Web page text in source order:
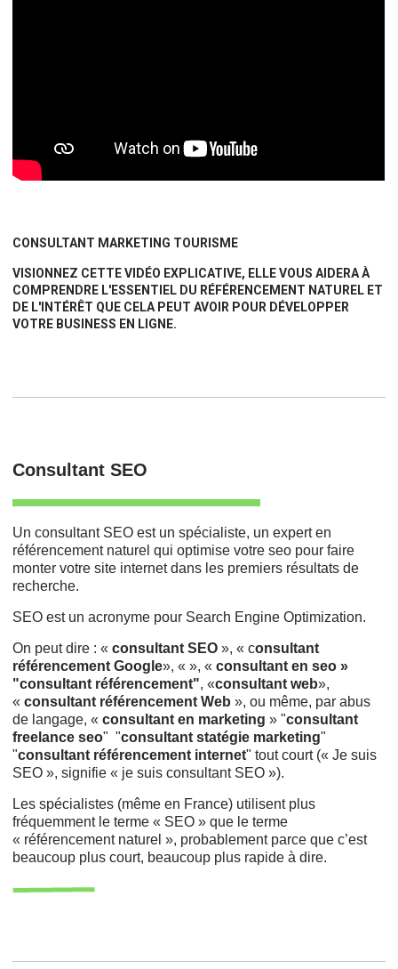
CONSULTANT MARKETING TOURISME
VISIONNEZ CETTE VIDÉO EXPLICATIVE, ELLE VOUS AIDERA À
COMPRENDRE L'ESSENTIEL DU RÉFÉRENCEMENT NATUREL ET
DE L'INTÉRÊT QUE CELA PEUT AVOIR POUR DÉVELOPPER
VOTRE BUSINESS EN LIGNE.
Consultant SEO
Un consultant SEO est un spécialiste, un expert en
référencement naturel qui optimise votre seo pour faire
monter votre site internet dans les premiers résultats de
recherche.
SEO est un acronyme pour Search Engine Optimization.
On peut dire : «consultant SEO », « consultant
référencement Google», « », «consultant en seo »
"consultant référencement", «consultant web»,
«consultant référencement Web », ou même, par abus
de langage, «consultant en marketing » "consultant
freelance seo" "consultant statégie marketing"
"consultant référencement internet" tout court (« Je suis
SEO », signifie « je suis consultant SEO »).
Les spécialistes (même en France) utilisent plus
fréquemment le terme « SEO » que le terme
« référencement naturel », probablement parce que c’est
beaucoup plus court, beaucoup plus rapide à dire.